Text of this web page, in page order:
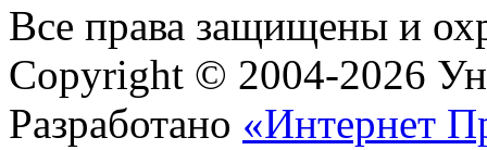
Все права защищены и
Copyright © 2004-2026
Разработано «Интернет